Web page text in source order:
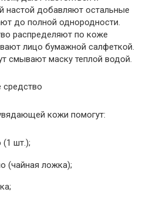
настой добавляют остальные
до полной однородности.
распределяют по коже
лицо бумажной салфеткой.
смывают маску теплой водой.
средство
кожи помогут:
(1 шт.);
(чайная ложка);